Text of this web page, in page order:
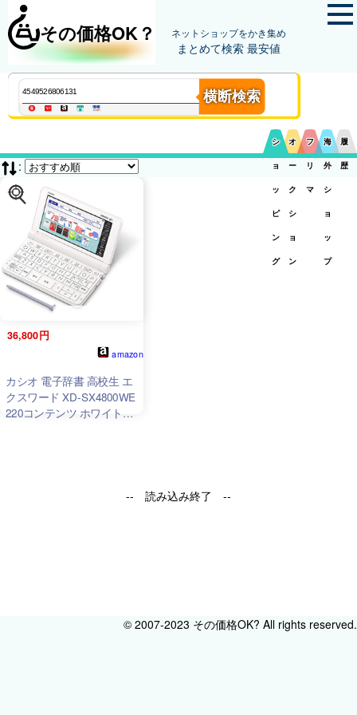
その価格OK？ ネットショップをかき集め
まとめて検索 最安値
横断検索
シ
ョ
ッ
ピ
ン
グ
オ
ー
ク
シ
ョ
ン
フ
リ
マ
海
外
シ
ョ
ッ
プ
履
歴
:
36,800円
amazon
カシオ 電子辞書 高校生 エ
クスワード XD-SX4800WE
220コンテンツ ホワイト
-- 読み込み終了 --
© 2007-2023 その価格OK? All rights reserved.